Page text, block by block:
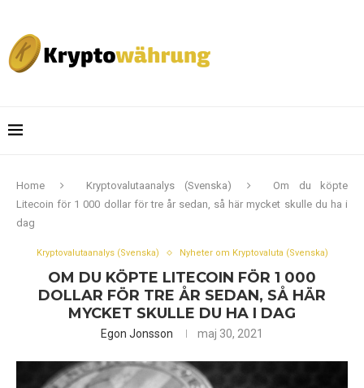
Home Kryptovalutaanalys (Svenska)
Om du köpte
Litecoin för 1 000 dollar för tre år sedan, så här mycket skulle du ha i
dag
Kryptovalutaanalys (Svenska) Nyheter om Kryptovaluta (Svenska)
OM DU KÖPTE LITECOIN FÖR 1 000
DOLLAR FÖR TRE ÅR SEDAN, SÅ HÄR
MYCKET SKULLE DU HA I DAG
Egon Jonsson maj 30, 2021